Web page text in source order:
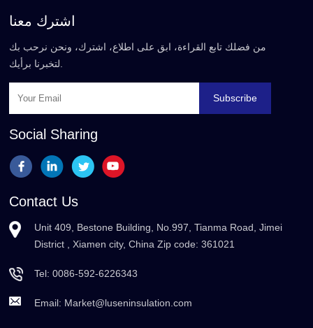
اشترك معنا
من فضلك تابع القراءة، ابق على اطلاع، اشترك، ونحن نرحب بك
لتخبرنا برأيك.
Subscribe
Social Sharing
Contact Us
Unit 409, Bestone Building, No.997, Tianma Road, Jimei
District , Xiamen city, China Zip code: 361021
Tel:0086-592-6226343
Email: Market@luseninsulation.com